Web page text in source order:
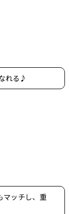
れる♪
マッチし、重